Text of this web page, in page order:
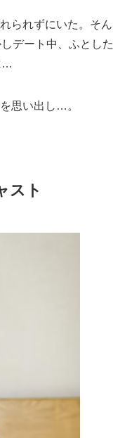
られずにいた。そん
デート中、ふとした
…
思い出し…。
スト